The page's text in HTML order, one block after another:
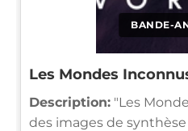
BANDE-
Les Mondes
Description: "Les
des images de